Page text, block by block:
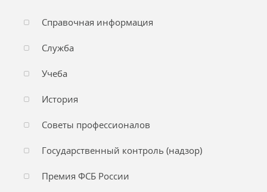
Справочная информация
Служба
Учеба
История
Советы профессионалов
Государственный контроль (надзор)
Премия ФСБ России